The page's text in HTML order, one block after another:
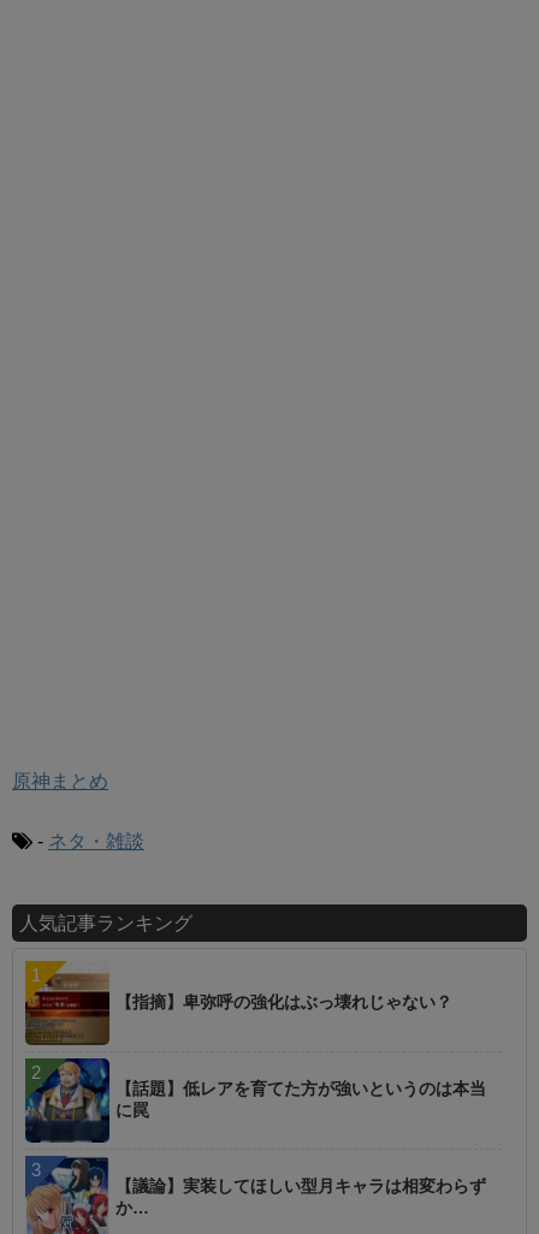
原神まとめ
- ネタ・雑談
人気記事ランキング
【指摘】卑弥呼の強化はぶっ壊れじゃない？
【話題】低レアを育てた方が強いというのは本当
に罠
【議論】実装してほしい型月キャラは相変わらず
か…